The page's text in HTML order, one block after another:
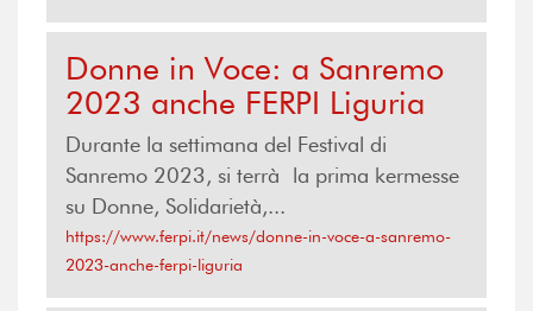
Donne in Voce: a Sanremo
2023 anche FERPI Liguria
Durante la settimana del Festival di
Sanremo 2023, si terrà la prima kermesse
su Donne, Solidarietà,...
https://www.ferpi.it/news/donne-in-voce-a-sanremo-
2023-anche-ferpi-liguria